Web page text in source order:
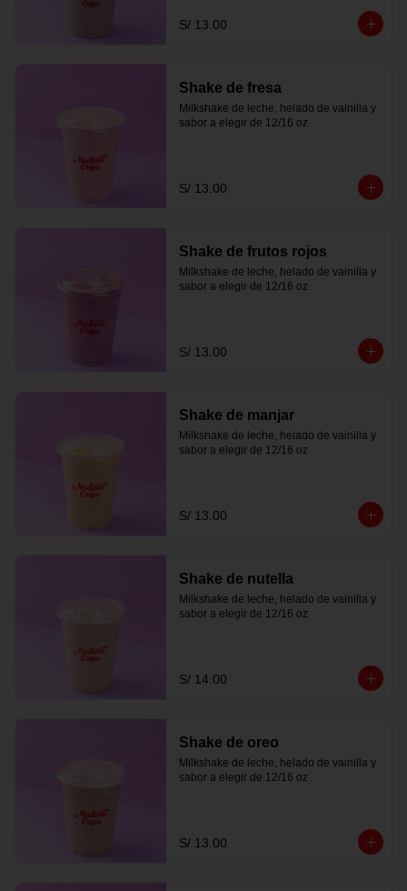
S/ 13.00
Shake de fresa
Milkshake de leche, helado de vainilla y
sabor a elegir de 12/16 oz
S/ 13.00
Shake de frutos rojos
Milkshake de leche, helado de vainilla y
sabor a elegir de 12/16 oz
S/ 13.00
Shake de manjar
Milkshake de leche, helado de vainilla y
sabor a elegir de 12/16 oz
S/ 13.00
Shake de nutella
Milkshake de leche, helado de vainilla y
sabor a elegir de 12/16 oz
S/ 14.00
Shake de oreo
Milkshake de leche, helado de vainilla y
sabor a elegir de 12/16 oz
S/ 13.00